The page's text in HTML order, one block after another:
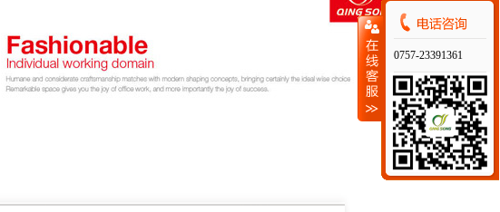
0757-23391361